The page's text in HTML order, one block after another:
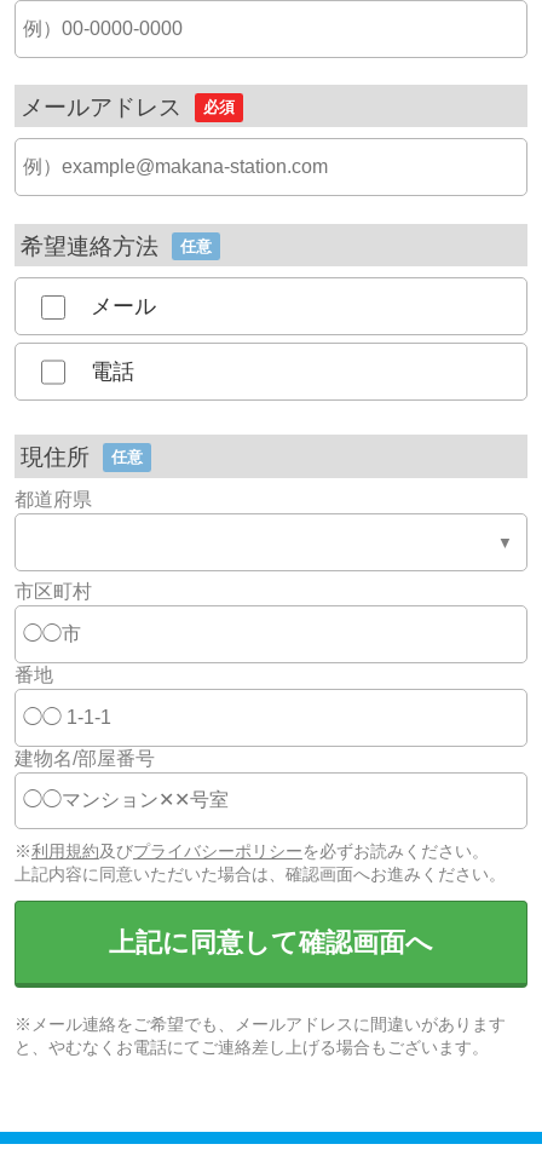
メールアドレス 必須
希望連絡方法 任意
メール
電話
現住所 任意
都道府県
市区町村
番地
建物名/部屋番号
※利用規約及びプライバシーポリシーを必ずお読みください。
上記内容に同意いただいた場合は、確認画面へお進みください。
上記に同意して確認画面へ
※メール連絡をご希望でも、メールアドレスに間違いがあります
と、やむなくお電話にてご連絡差し上げる場合もございます。